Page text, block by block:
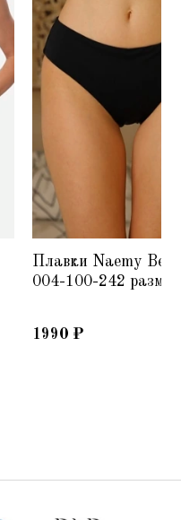
Плавки Naemy
004-100-242
1990 ₽